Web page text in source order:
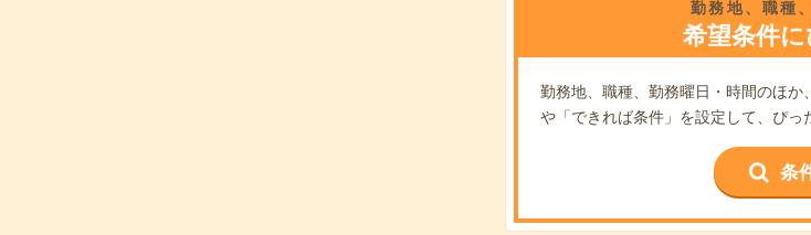
勤務地、職種
希望条件
勤務地、職種、勤務曜日・時間のほか、
や「できれば条件」を設定して、ぴっ
条